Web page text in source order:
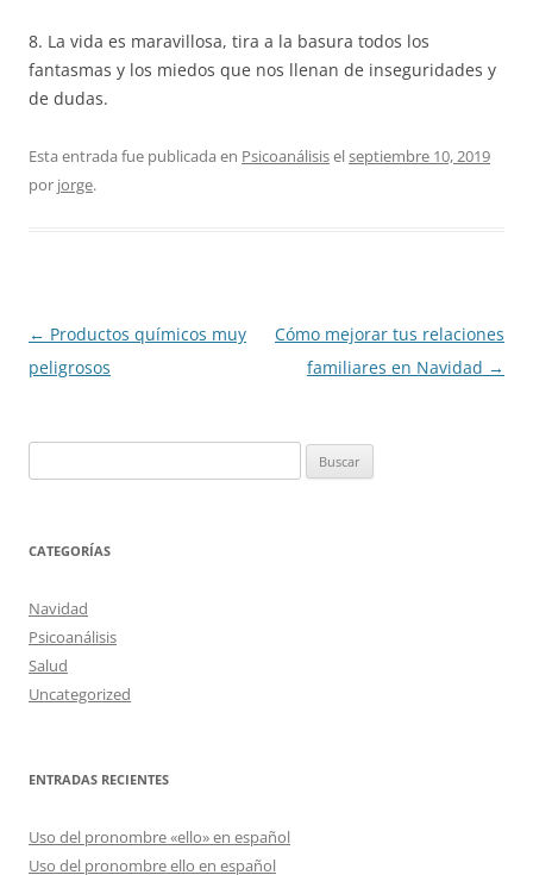
8. La vida es maravillosa, tira a la basura todos los
fantasmas y los miedos que nos llenan de inseguridades y
de dudas.
Esta entrada fue publicada en Psicoanálisiselseptiembre 10, 2019
por jorge.
Navegación
de
← Productos químicos muy
peligrosos
Cómo mejorar tus relaciones
familiares en Navidad →
CATEGORÍAS
Navidad
Psicoanálisis
Salud
Uncategorized
ENTRADAS RECIENTES
Uso del pronombre «ello» en español
Uso del pronombre ello en español